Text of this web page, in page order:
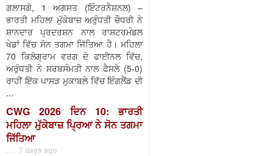
ਗਲਾਸਗੋ, 1 ਅਗਸਤ (ਇੰਟਰਨੈਸ਼ਨਲ) –
ਭਾਰਤੀ ਮਹਿਲਾ ਮੁੱਕੇਬਾਜ਼ ਅਰੁੰਧਤੀ ਚੌਧਰੀ ਨੇ
ਸ਼ਾਨਦਾਰ ਪ੍ਰਦਰਸ਼ਨ ਨਾਲ ਰਾਸ਼ਟਰਮੰਡਲ
ਖੇਡਾਂ ਵਿੱਚ ਸੋਨ ਤਗਮਾ ਜਿੱਤਿਆ ਹੈ। ਮਹਿਲਾ
70 ਕਿਲੋਗ੍ਰਾਮ ਵਰਗ ਦੇ ਫਾਈਨਲ ਵਿੱਚ,
ਅਰੁੰਧਤੀ ਨੇ ਸਰਬਸੰਮਤੀ ਨਾਲ ਫੈਸਲੇ (5-0)
ਰਾਹੀਂ ਇੱਕ ਪਾਸੜ ਮੁਕਾਬਲੇ ਵਿੱਚ ਇੰਗਲੈਂਡ ਦੀ
...
CWG 2026 ਦਿਨ 10: ਭਾਰਤੀ
ਮਹਿਲਾ ਮੁੱਕੇਬਾਜ਼ ਪ੍ਰਿਆ ਨੇ ਸੋਨ ਤਗਮਾ
ਜਿੱਤਿਆ
. . . 7 days ago